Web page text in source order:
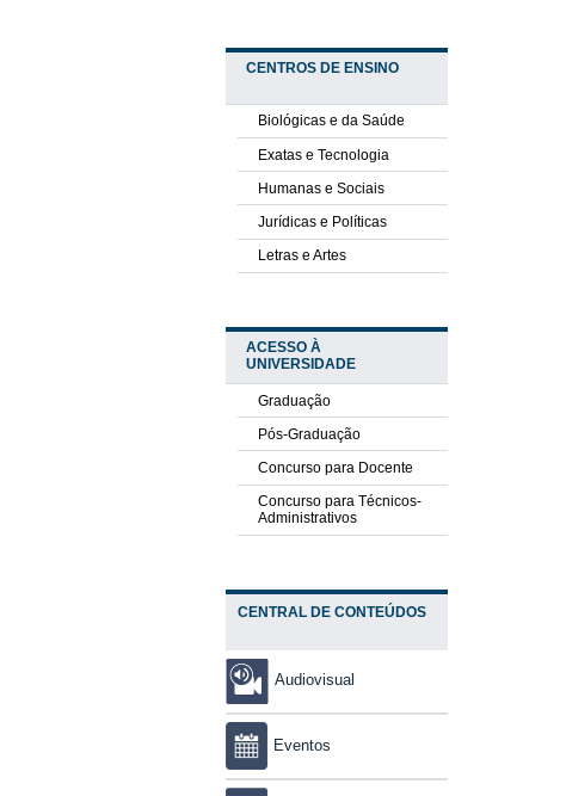
CENTROS DE ENSINO
Biológicas e da Saúde
Exatas e Tecnologia
Humanas e Sociais
Jurídicas e Políticas
Letras e Artes
ACESSO À
UNIVERSIDADE
Graduação
Pós-Graduação
Concurso para Docente
Concurso para Técnicos-
Administrativos
CENTRAL DE CONTEÚDOS
Audiovisual
Eventos